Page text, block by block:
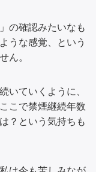
の確認みたいなも
うな感覚、という
ん。
いていくように、
こで禁煙継続年数
？という気持ちも